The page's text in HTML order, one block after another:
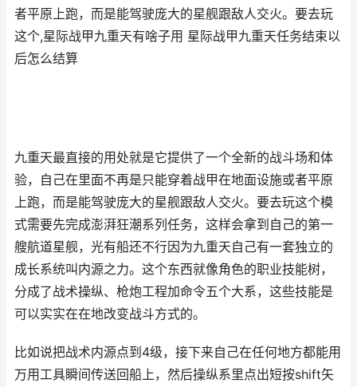
者平原上跑，而是能驾驶庞大的星舰跟敌人交火。要去玩
这个,星际战甲九重天有啥子用 星际战甲九重天任务结束以
后怎么结算
九重天最直接的用处就是它提供了一个全新的战斗场和体
验，自己在里面不再是只能穿着战甲在地面设施或者平原
上跑，而是能驾驶庞大的星舰跟敌人交火。要去玩这个模
式需要先完成澎湃狂潮系列任务，这样会拿到自己的第一
艘航道星舰，光有船还不行因为九重天自己有一套独立的
成长系统叫内源之力。这个东西就像角色的职业技能树，
分成了战术操纵、枪炮工程加命令五个大系，这些技能是
可以实实在在地改变战斗方式的。
比如说把战术内源点到4级，接下来自己在任何地方都能用
万用工具瞬间传送回船上，然后操纵系里点出短按shift矢